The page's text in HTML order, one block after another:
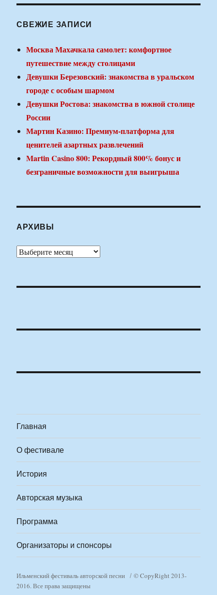
СВЕЖИЕ ЗАПИСИ
Москва Махачкала самолет: комфортное
путешествие между столицами
Девушки Березовский: знакомства в уральском
городе с особым шармом
Девушки Ростова: знакомства в южной столице
России
Мартин Казино: Премиум-платформа для
ценителей азартных развлечений
Martin Casino 800: Рекордный 800% бонус и
безграничные возможности для выигрыша
АРХИВЫ
Архивы
Главная
О фестивале
История
Авторская музыка
Программа
Организаторы и спонсоры
Ильменский фестиваль авторской песни
© CopyRight 2013-
2016. Все права защищены